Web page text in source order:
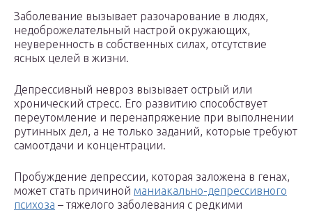
Заболевание вызывает разочарование в людях,
недоброжелательный настрой окружающих,
неуверенность в собственных силах, отсутствие
ясных целей в жизни.
Депрессивный невроз вызывает острый или
хронический стресс. Его развитию способствует
переутомление и перенапряжение при выполнении
рутинных дел, а не только заданий, которые требуют
самоотдачи и концентрации.
Пробуждение депрессии, которая заложена в генах,
может стать причиной маниакально-депрессивного
психоза – тяжелого заболевания с редкими